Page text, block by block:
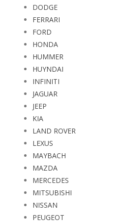
DODGE
FERRARI
FORD
HONDA
HUMMER
HUYNDAI
INFINITI
JAGUAR
JEEP
KIA
LAND ROVER
LEXUS
MAYBACH
MAZDA
MERCEDES
MITSUBISHI
NISSAN
PEUGEOT